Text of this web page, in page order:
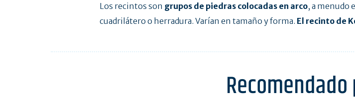
Los recintos son grupos de piedras colocadas en arco, a menudo
cuadrilátero o herradura. Varían en tamaño y forma. El recinto de